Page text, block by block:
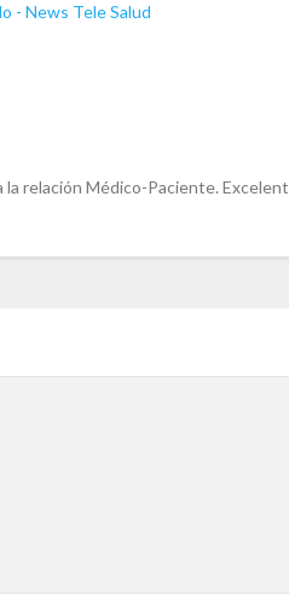
- News Tele Salud
relación Médico-Paciente.